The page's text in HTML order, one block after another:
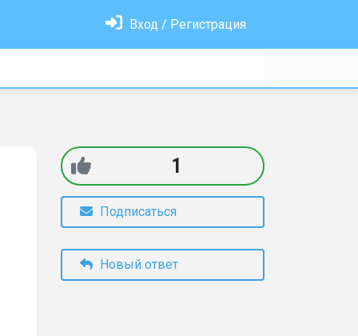
Вход / Регистрация
1
Подписаться
Новый ответ